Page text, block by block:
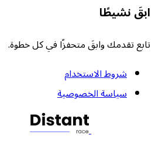
ابقَ نشيطًا
تابع تقدمك وابقَ متحفزًا في كل خطوة.
شروط الاستخدام
سياسة الخصوصية